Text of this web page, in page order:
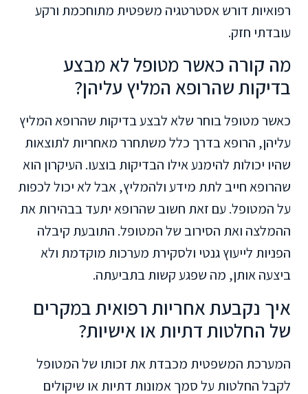
רפואיות דורש אסטרטגיה משפטית מתוחכמת ורקע
עובדתי חזק.
מה קורה כאשר מטופל לא מבצע
בדיקות שהרופא המליץ עליהן?
כאשר מטופל בוחר שלא לבצע בדיקות שהרופא המליץ
עליהן, הרופא בדרך כלל משתחרר מאחריות לתוצאות
שהיו יכולות להימנע אילו הבדיקות בוצעו. העיקרון הוא
שהרופא חייב לתת מידע ולהמליץ, אבל לא יכול לכפות
על המטופל. עם זאת חשוב שהרופא יתעד בבהירות את
ההמלצה ואת הסירוב של המטופל. התובעת קיבלה
הפניות לייעוץ גנטי ולסקירת מערכות מוקדמת ולא
ביצעה אותן, מה שפגע קשות בתביעתה.
איך נקבעת אחריות רפואית במקרים
של החלטות דתיות או אישיות?
המערכת המשפטית מכבדת את זכותו של המטופל
לקבל החלטות על סמך אמונות דתיות או שיקולים